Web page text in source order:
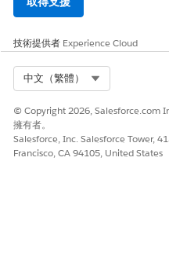
技術提供者 Experience Cloud
中文（繁體）
© Copyright 2026, Salesforce.com
擁有者。
Salesforce, Inc. Salesforce Tower,
Francisco, CA 94105, United States